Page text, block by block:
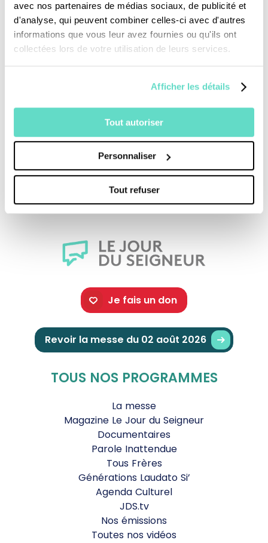
avec nos partenaires de médias sociaux, de publicité et
d'analyse, qui peuvent combiner celles-ci avec d'autres
informations que vous leur avez fournies ou qu'ils ont
collectées lors de votre utilisation de leurs services.
Afficher les détails
Tout autoriser
Personnaliser
Tout refuser
Pour les handicapés qui ne travaillent pas, des
activités sont organisées. Pour Elisabeth,
Travailler auprès des handicapés d’une
communauté de l’Arche c’est partager les
valeurs de l’Evangile.
Je fais un don
Revoir la messe du 02 août 2026
TOUS NOS PROGRAMMES
La messe
Magazine Le Jour du Seigneur
Documentaires
Parole Inattendue
Tous Frères
Générations Laudato Si’
Agenda Culturel
JDS.tv
Nos émissions
Toutes nos vidéos